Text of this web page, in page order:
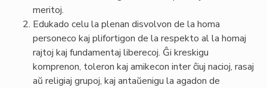
meritoj.
Edukado celu la plenan disvolvon de la homa
personeco kaj plifortigon de la respekto al la homaj
rajtoj kaj fundamentaj liberecoj. Ĝi kreskigu
komprenon, toleron kaj amikecon inter ĉiuj nacioj, rasaj
aŭ religiaj grupoj, kaj antaŭenigu la agadon de